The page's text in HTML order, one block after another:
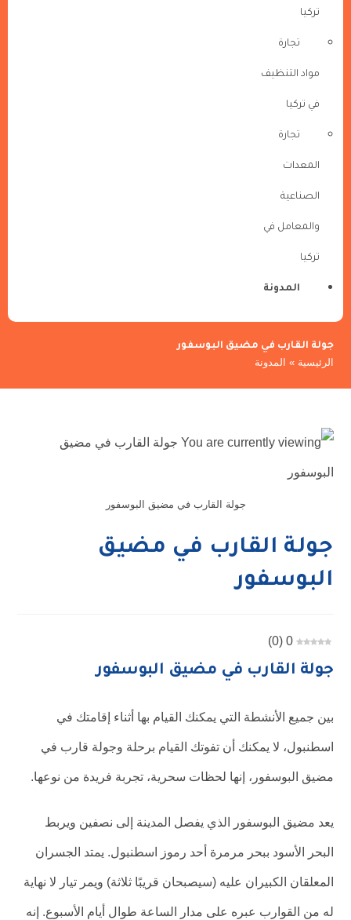
تركيا
تجارة
مواد التنظيف
في تركيا
تجارة
المعدات
الصناعية
والمعامل في
تركيا
المدونة
جولة القارب في مضيق البوسفور
الرئيسية » المدونة
جولة القارب في مضيق البوسفور
جولة القارب في مضيق
البوسفور
0
(
0
)
جولة القارب في مضيق البوسفور
بين جميع الأنشطة التي يمكنك القيام بها أثناء إقامتك في
اسطنبول، لا يمكنك أن تفوتك القيام برحلة وجولة قارب في
مضيق البوسفور، إنها لحظات سحرية، تجربة فريدة من نوعها.
يعد مضيق البوسفور الذي يفصل المدينة إلى نصفين ويربط
البحر الأسود ببحر مرمرة أحد رموز اسطنبول. يمتد الجسران
المعلقان الكبيران عليه (سيصبحان قريبًا ثلاثة) ويمر تيار لا نهاية
له من القوارب عبره على مدار الساعة طوال أيام الأسبوع. إنه